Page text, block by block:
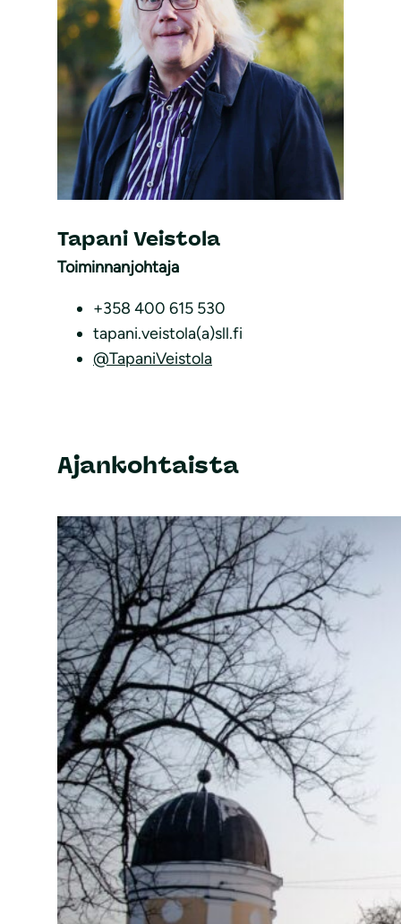
Toiminnanjohtaja
Tapani Veistola
+358 400 615 530
tapani.veistola(a)sll.fi
@TapaniVeistola
Ajankohtaista